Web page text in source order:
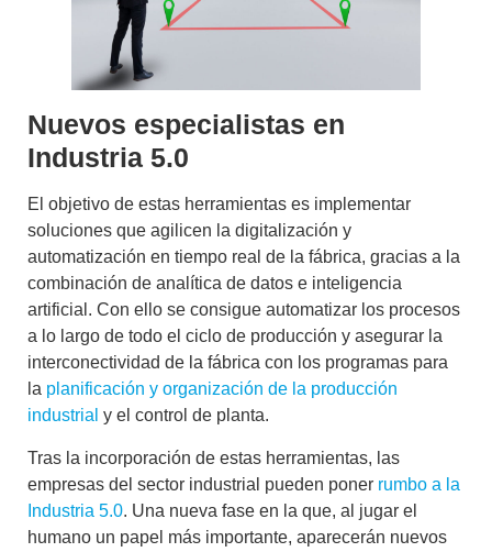
Nuevos especialistas en
Industria 5.0
El objetivo de estas herramientas es implementar
soluciones que agilicen la digitalización y
automatización en tiempo real de la fábrica, gracias a la
combinación de analítica de datos e inteligencia
artificial. Con ello se consigue automatizar los procesos
a lo largo de todo el ciclo de producción y asegurar la
interconectividad de la fábrica con los programas para
la planificación y organización de la producción
industrial y el control de planta.
Tras la incorporación de estas herramientas, las
empresas del sector industrial pueden poner rumbo a la
Industria 5.0. Una nueva fase en la que, al jugar el
humano un papel más importante, aparecerán nuevos